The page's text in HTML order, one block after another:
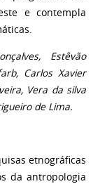
e contempla
Estêvão
Carlos Xavier
Vera da silva
de Lima.
etnográficas
da antropologia